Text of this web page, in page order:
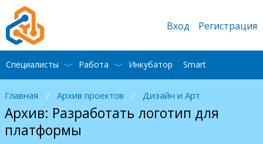
Главная / Архив проектов / Дизайн и Арт
Архив: Разработать логотип для
платформы
Вход Регистрация
Специалисты Работа Инкубатор Smart